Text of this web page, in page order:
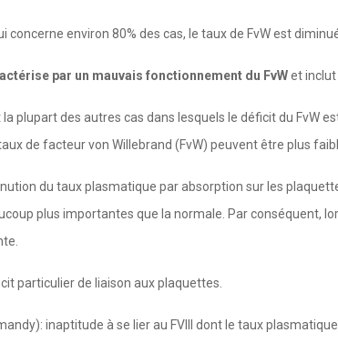
concerne environ 80% des cas, le taux de FvW est
par un mauvais fonctionnement du FvWet inclut
plupart des autres cas dans lesquels le déficit du FvW
de facteur von Willebrand (FvW) peuvent être plus
du taux plasmatique par absorption sur les
plus importantes que la normale. Par conséquent,
particulier de liaison aux plaquettes.
inaptitude à se lier au FVIII dont le taux